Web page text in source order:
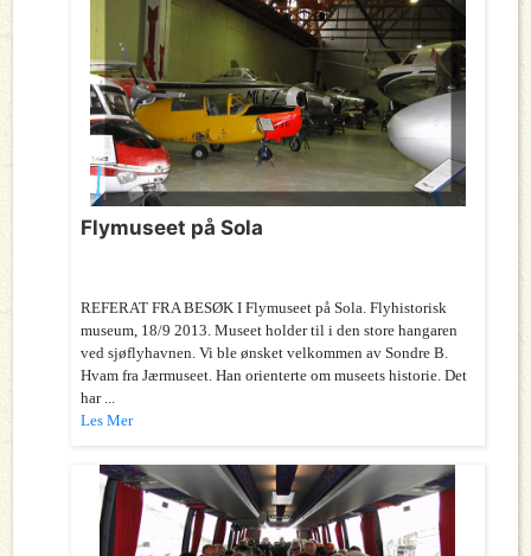
Flymuseet på Sola
REFERAT FRA BESØK I Flymuseet på Sola. Flyhistorisk
museum, 18/9 2013. Museet holder til i den store hangaren
ved sjøflyhavnen. Vi ble ønsket velkommen av Sondre B.
Hvam fra Jærmuseet. Han orienterte om museets historie. Det
har ...
Les Mer